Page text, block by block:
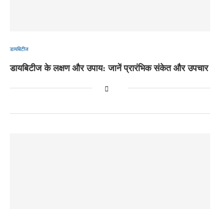
डायबिटीज
डायबिटीज के लक्षण और उपाय: जानें प्रारंभिक संकेत और उपचार